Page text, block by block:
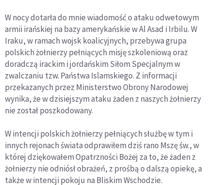
W nocy dotarła do mnie wiadomość o ataku odwetowym
armii irańskiej na bazy amerykańskie w Al Asad i Irbilu. W
Iraku, w ramach wojsk koalicyjnych, przebywa grupa
polskich żołnierzy pełniących misję szkoleniową oraz
doradczą irackim i jordańskim Siłom Specjalnym w
zwalczaniu tzw. Państwa Islamskiego. Z informacji
przekazanych przez Ministerstwo Obrony Narodowej
wynika, że w dzisiejszym ataku żaden z naszych żołnierzy
nie został poszkodowany.
W intencji polskich żołnierzy pełniących służbę w tym i
innych rejonach świata odprawiłem dziś rano Mszę św., w
której dziękowałem Opatrzności Bożej za to, że żaden z
żołnierzy nie odniósł obrażeń, z prośbą o dalszą opiekę, a
także w intencji pokoju na Bliskim Wschodzie.